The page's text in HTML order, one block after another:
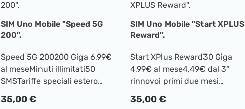
SIM Uno Mobile "Speed 5G
200".
Speed 5G 200200 Giga 6,99€
al meseMinuti illimitati50
SMSTariffe speciali estero
Installatione 35€
Prezzo normale:
35,00 €
SIM Uno Mobile "Start XPLUS
Reward".
Start XPlus Reward30 Giga
4,99€ al mese4,49€ dal 3°
rinnovoi primi due mesi
SMSTariffe speciali estero
Prezzo normale:
35,00 €